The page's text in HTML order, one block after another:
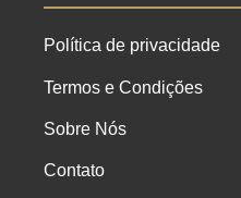
Política de privacidade
Termos e Condições
Sobre Nós
Contato